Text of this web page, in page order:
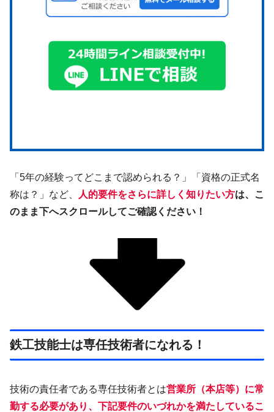
「5年の経験ってどこまで認められる？」「資格の正式名
称は？」など、
人的要件をさらに詳しく知りたい方は、こ
のまま下へスクロールしてご確認ください！
鉄工技能士は専任技術者になれる！
技術の責任者である専任技術者とは営業所（本店等）に常
勤する必要があり、下記要件のいづれかを満たしているこ